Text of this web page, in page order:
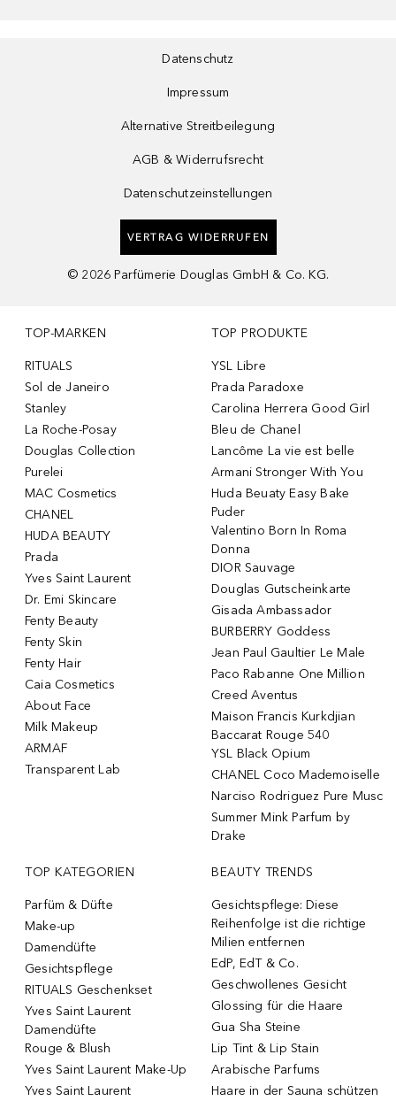
Datenschutz
Impressum
Alternative Streitbeilegung
AGB & Widerrufsrecht
Datenschutzeinstellungen
VERTRAG WIDERRUFEN
© 2026 Parfümerie Douglas GmbH & Co. KG.
TOP-MARKEN
RITUALS
Sol de Janeiro
Stanley
La Roche-Posay
Douglas Collection
Purelei
MAC Cosmetics
CHANEL
HUDA BEAUTY
Prada
Yves Saint Laurent
Dr. Emi Skincare
Fenty Beauty
Fenty Skin
Fenty Hair
Caia Cosmetics
About Face
Milk Makeup
ARMAF
Transparent Lab
TOP PRODUKTE
YSL Libre
Prada Paradoxe
Carolina Herrera Good Girl
Bleu de Chanel
Lancôme La vie est belle
Armani Stronger With You
Huda Beuaty Easy Bake
Puder
Valentino Born In Roma
Donna
DIOR Sauvage
Douglas Gutscheinkarte
Gisada Ambassador
BURBERRY Goddess
Jean Paul Gaultier Le Male
Paco Rabanne One Million
Creed Aventus
Maison Francis Kurkdjian
Baccarat Rouge 540
YSL Black Opium
CHANEL Coco Mademoiselle
Narciso Rodriguez Pure Musc
Summer Mink Parfum by
Drake
TOP KATEGORIEN
Parfüm & Düfte
Make-up
Damendüfte
Gesichtspflege
RITUALS Geschenkset
Yves Saint Laurent
Damendüfte
Rouge & Blush
Yves Saint Laurent Make-Up
Yves Saint Laurent
BEAUTY TRENDS
Gesichtspflege: Diese
Reihenfolge ist die richtige
Milien entfernen
EdP, EdT & Co.
Geschwollenes Gesicht
Glossing für die Haare
Gua Sha Steine
Lip Tint & Lip Stain
Arabische Parfums
Haare in der Sauna schützen